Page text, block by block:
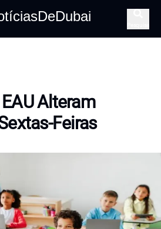
Alteram
Feiras